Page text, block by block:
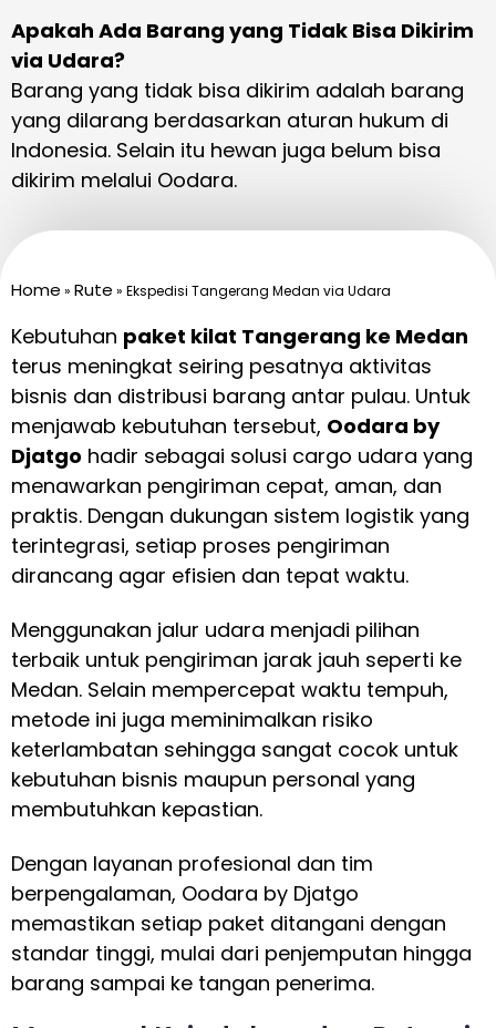
Apakah Ada Barang yang Tidak Bisa Dikirim
via Udara?
Barang yang tidak bisa dikirim adalah barang
yang dilarang berdasarkan aturan hukum di
Indonesia. Selain itu hewan juga belum bisa
dikirim melalui Oodara.
Home » Rute » Ekspedisi Tangerang Medan via Udara
Kebutuhan paket kilat Tangerang ke Medan
terus meningkat seiring pesatnya aktivitas
bisnis dan distribusi barang antar pulau. Untuk
menjawab kebutuhan tersebut, Oodara by
Djatgo hadir sebagai solusi cargo udara yang
menawarkan pengiriman cepat, aman, dan
praktis. Dengan dukungan sistem logistik yang
terintegrasi, setiap proses pengiriman
dirancang agar efisien dan tepat waktu.
Menggunakan jalur udara menjadi pilihan
terbaik untuk pengiriman jarak jauh seperti ke
Medan. Selain mempercepat waktu tempuh,
metode ini juga meminimalkan risiko
keterlambatan sehingga sangat cocok untuk
kebutuhan bisnis maupun personal yang
membutuhkan kepastian.
Dengan layanan profesional dan tim
berpengalaman, Oodara by Djatgo
memastikan setiap paket ditangani dengan
standar tinggi, mulai dari penjemputan hingga
barang sampai ke tangan penerima.